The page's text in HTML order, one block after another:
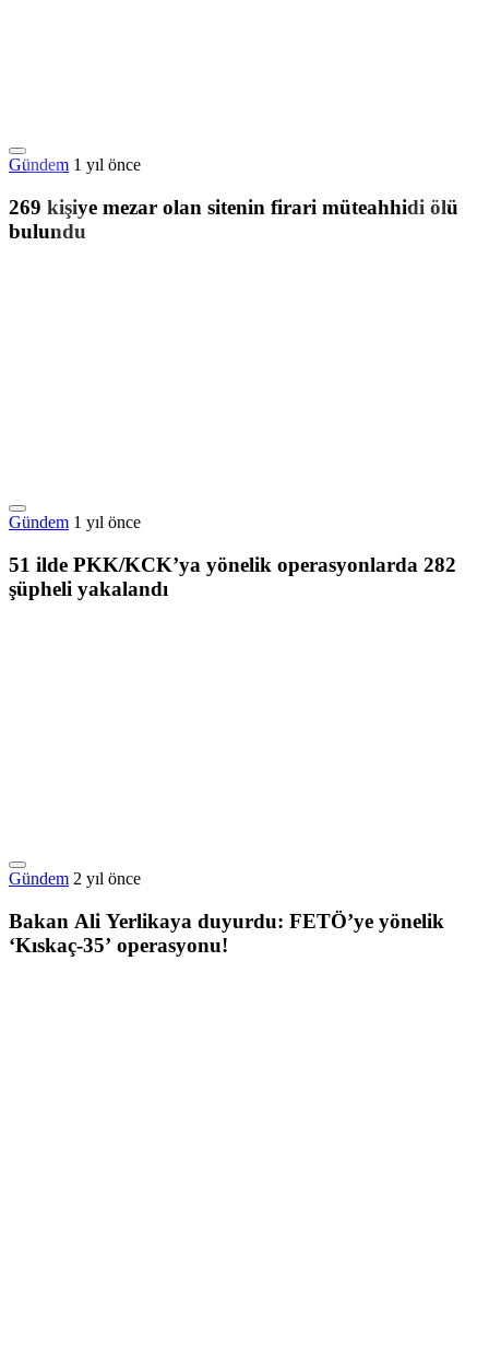
Gündem 1 yıl önce
269 kişiye mezar olan sitenin firari müteahhidi ölü
bulundu
Gündem 1 yıl önce
51 ilde PKK/KCK’ya yönelik operasyonlarda 282
şüpheli yakalandı
Gündem 2 yıl önce
Bakan Ali Yerlikaya duyurdu: FETÖ’ye yönelik
‘Kıskaç-35’ operasyonu!